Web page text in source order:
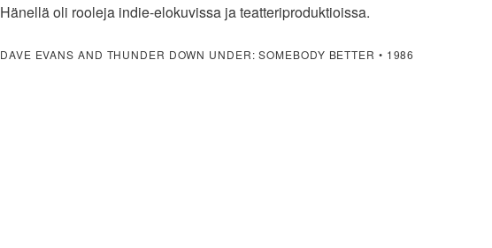
Hänellä oli rooleja indie-elokuvissa ja teatteriproduktioissa.
DAVE EVANS AND THUNDER DOWN UNDER: SOMEBODY BETTER • 1986